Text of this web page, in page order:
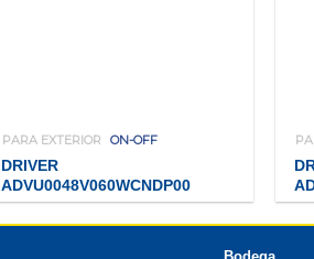
PARA EXTERIOR ON-OFF
DRIVER
ADVU0048V060WCNDP00